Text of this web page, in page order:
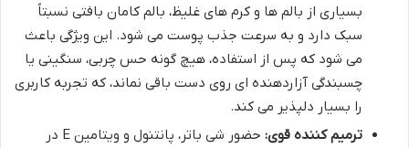
بسیاری از بالم ها و کرم های غلیظ، بالم کامان بافتی نسبتاً
سبک دارد و به سرعت جذب پوست می شود. این ویژگی باعث
می شود که پس از استفاده، هیچ گونه حس چربی، سنگینی یا
چسبندگی آزاردهنده ای روی دست باقی نماند، که تجربه کاربری
را بسیار دلپذیر می کند.
ترمیم کننده قوی:
حضور شی باتر، پانتنول و ویتامین E در